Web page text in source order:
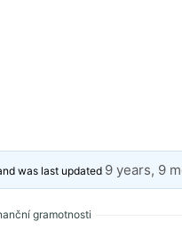
was last updated 9 years, 9
gramotnosti